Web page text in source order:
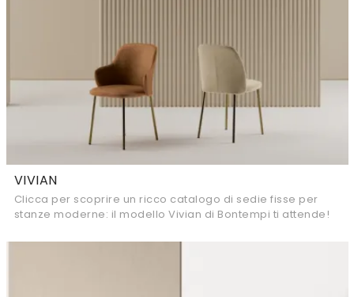
VIVIAN
Clicca per scoprire un ricco catalogo di sedie fisse per
stanze moderne: il modello Vivian di Bontempi ti attende!